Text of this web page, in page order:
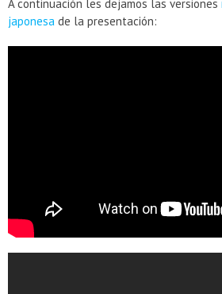
A continuación les dejamos las versiones
japonesa de la presentación: